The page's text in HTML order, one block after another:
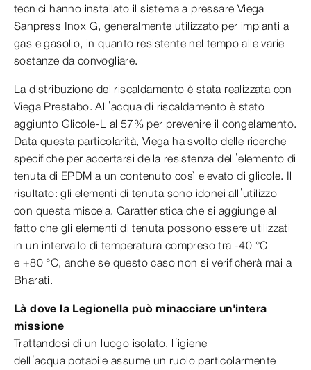
tecnici hanno installato il sistema a pressare Viega
Sanpress Inox G, generalmente utilizzato per impianti a
gas e gasolio, in quanto resistente nel tempo alle varie
sostanze da convogliare.
La distribuzione del riscaldamento è stata realizzata con
Viega Prestabo. All’acqua di riscaldamento è stato
aggiunto Glicole-L al 57% per prevenire il congelamento.
Data questa particolarità, Viega ha svolto delle ricerche
specifiche per accertarsi della resistenza dell’elemento di
tenuta di EPDM a un contenuto così elevato di glicole. Il
risultato: gli elementi di tenuta sono idonei all’utilizzo
con questa miscela. Caratteristica che si aggiunge al
fatto che gli elementi di tenuta possono essere utilizzati
in un intervallo di temperatura compreso tra -40 °C
e +80 °C, anche se questo caso non si verificherà mai a
Bharati.
Là dove la Legionella può minacciare un'intera
missione
Trattandosi di un luogo isolato, l’igiene
dell’acqua potabile assume un ruolo particolarmente